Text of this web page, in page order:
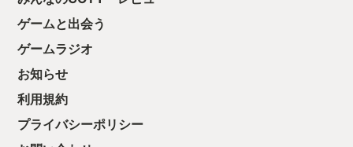
ゲームと出会う
ゲームラジオ
お知らせ
利用規約
プライバシーポリシー